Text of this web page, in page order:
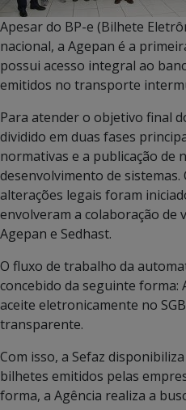
Apesar do BP-e (Bilhete
nacional, a Agepan é a
possui acesso integral ao
emitidos no transporte
Para atender o objetivo final
dividido em duas fases
normativas e a publicação de
desenvolvimento de sistemas.
alterações legais foram
envolveram a colaboração de
Agepan e Sedhast.
O fluxo de trabalho da
concebido da seguinte forma:
aceite eletronicamente no
transparente.
Com isso, a Sefaz
bilhetes emitidos pelas
forma, a Agência realiza a